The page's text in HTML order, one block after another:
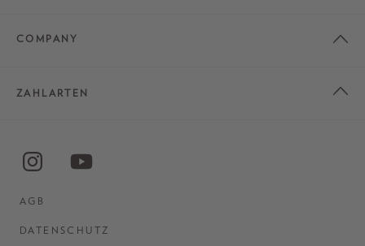
COMPANY
ZAHLARTEN
AGB
DATENSCHUTZ